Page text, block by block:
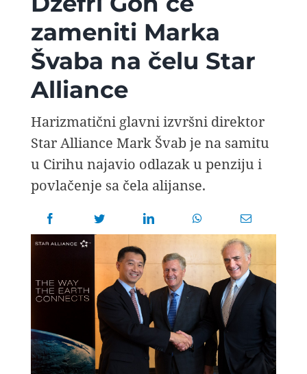
AVIOPEDIA
SPECIJAL
FOTO PRIČA
TEMA
AGENT
zameniti Marka
Švaba na čelu Star
Alliance
Harizmatični glavni izvršni direktor
Star Alliance Mark Švab je na samitu
u Cirihu najavio odlazak u penziju i
povlačenje sa čela alijanse.